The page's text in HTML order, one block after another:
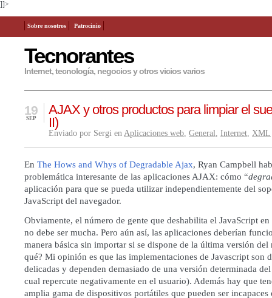
]]>
Tecnorantes
Internet, tecnología, negocios y otros vicios varios
Sobre nosotros Patrocinio
AJAX y otros productos para limpiar el
II)
19
SEP
Enviado por Sergi en Aplicaciones web, General, Internet, XML
En The Hows and Whys of Degradable Ajax, Ryan Campbell
problemática interesante de las aplicaciones AJAX: cómo “
aplicación para que se pueda utilizar independientemente del
JavaScript del navegador.
Obviamente, el número de gente que deshabilita el JavaScript
no debe ser mucha. Pero aún así, las aplicaciones deberían
manera básica sin importar si se dispone de la última versión del
qué? Mi opinión es que las implementaciones de Javascript son
delicadas y dependen demasiado de una versión determinada
cual repercute negativamente en el usuario). Además hay que
amplia gama de dispositivos portátiles que pueden ser incapaces